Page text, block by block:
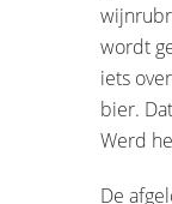
wordt
iets
bier.
Werd
De